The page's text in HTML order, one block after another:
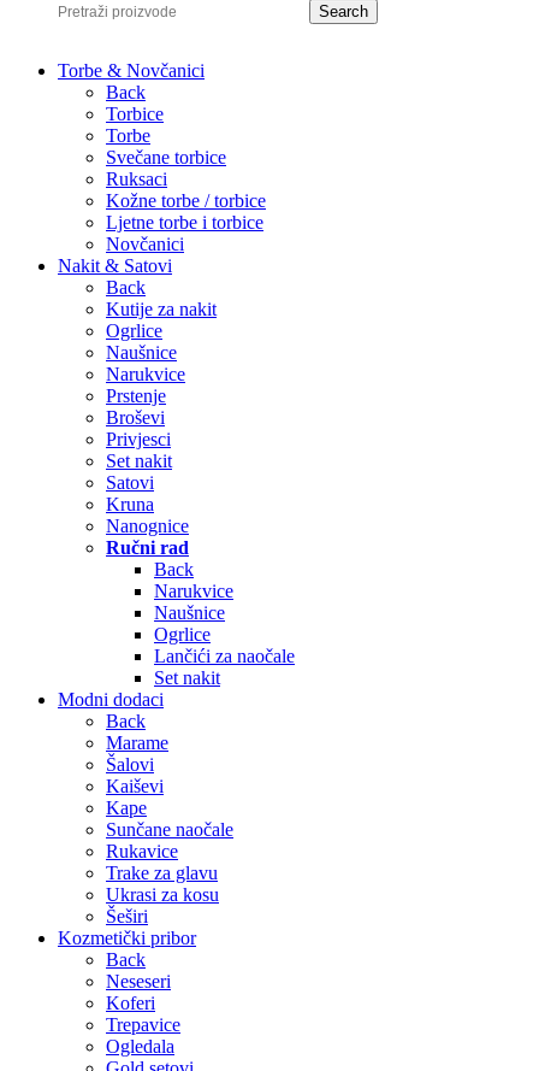
Search
Torbe & Novčanici
Back
Torbice
Torbe
Svečane torbice
Ruksaci
Kožne torbe / torbice
Ljetne torbe i torbice
Novčanici
Nakit & Satovi
Back
Kutije za nakit
Ogrlice
Naušnice
Narukvice
Prstenje
Broševi
Privjesci
Set nakit
Satovi
Kruna
Nanognice
Ručni rad
Back
Narukvice
Naušnice
Ogrlice
Lančići za naočale
Set nakit
Modni dodaci
Back
Marame
Šalovi
Kaiševi
Kape
Sunčane naočale
Rukavice
Trake za glavu
Ukrasi za kosu
Šeširi
Kozmetički pribor
Back
Neseseri
Koferi
Trepavice
Ogledala